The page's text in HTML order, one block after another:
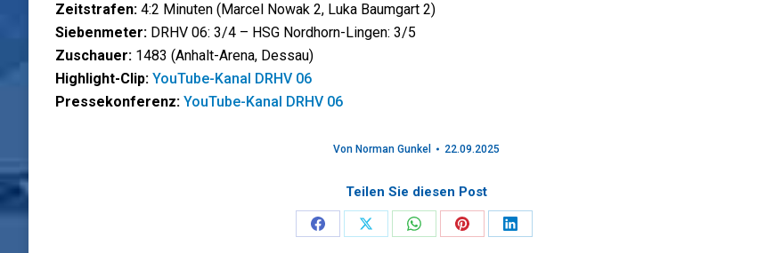
Zeitstrafen: 4:2 Minuten (Marcel Nowak 2, Luka Baumgart 2)
Siebenmeter: DRHV 06: 3/4 – HSG Nordhorn-Lingen: 3/5
Zuschauer: 1483 (Anhalt-Arena, Dessau)
Highlight-Clip: YouTube-Kanal DRHV 06
Pressekonferenz: YouTube-Kanal DRHV 06
Von Norman Gunkel 22.09.2025
Teilen Sie diesen Post
ShareShareShareShareShare